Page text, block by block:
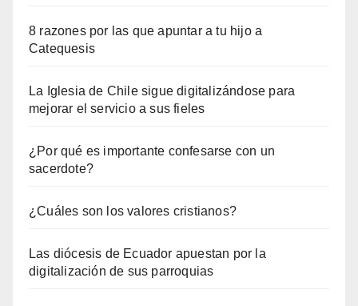
8 razones por las que apuntar a tu hijo a
Catequesis
La Iglesia de Chile sigue digitalizándose para
mejorar el servicio a sus fieles
¿Por qué es importante confesarse con un
sacerdote?
¿Cuáles son los valores cristianos?
Las diócesis de Ecuador apuestan por la
digitalización de sus parroquias